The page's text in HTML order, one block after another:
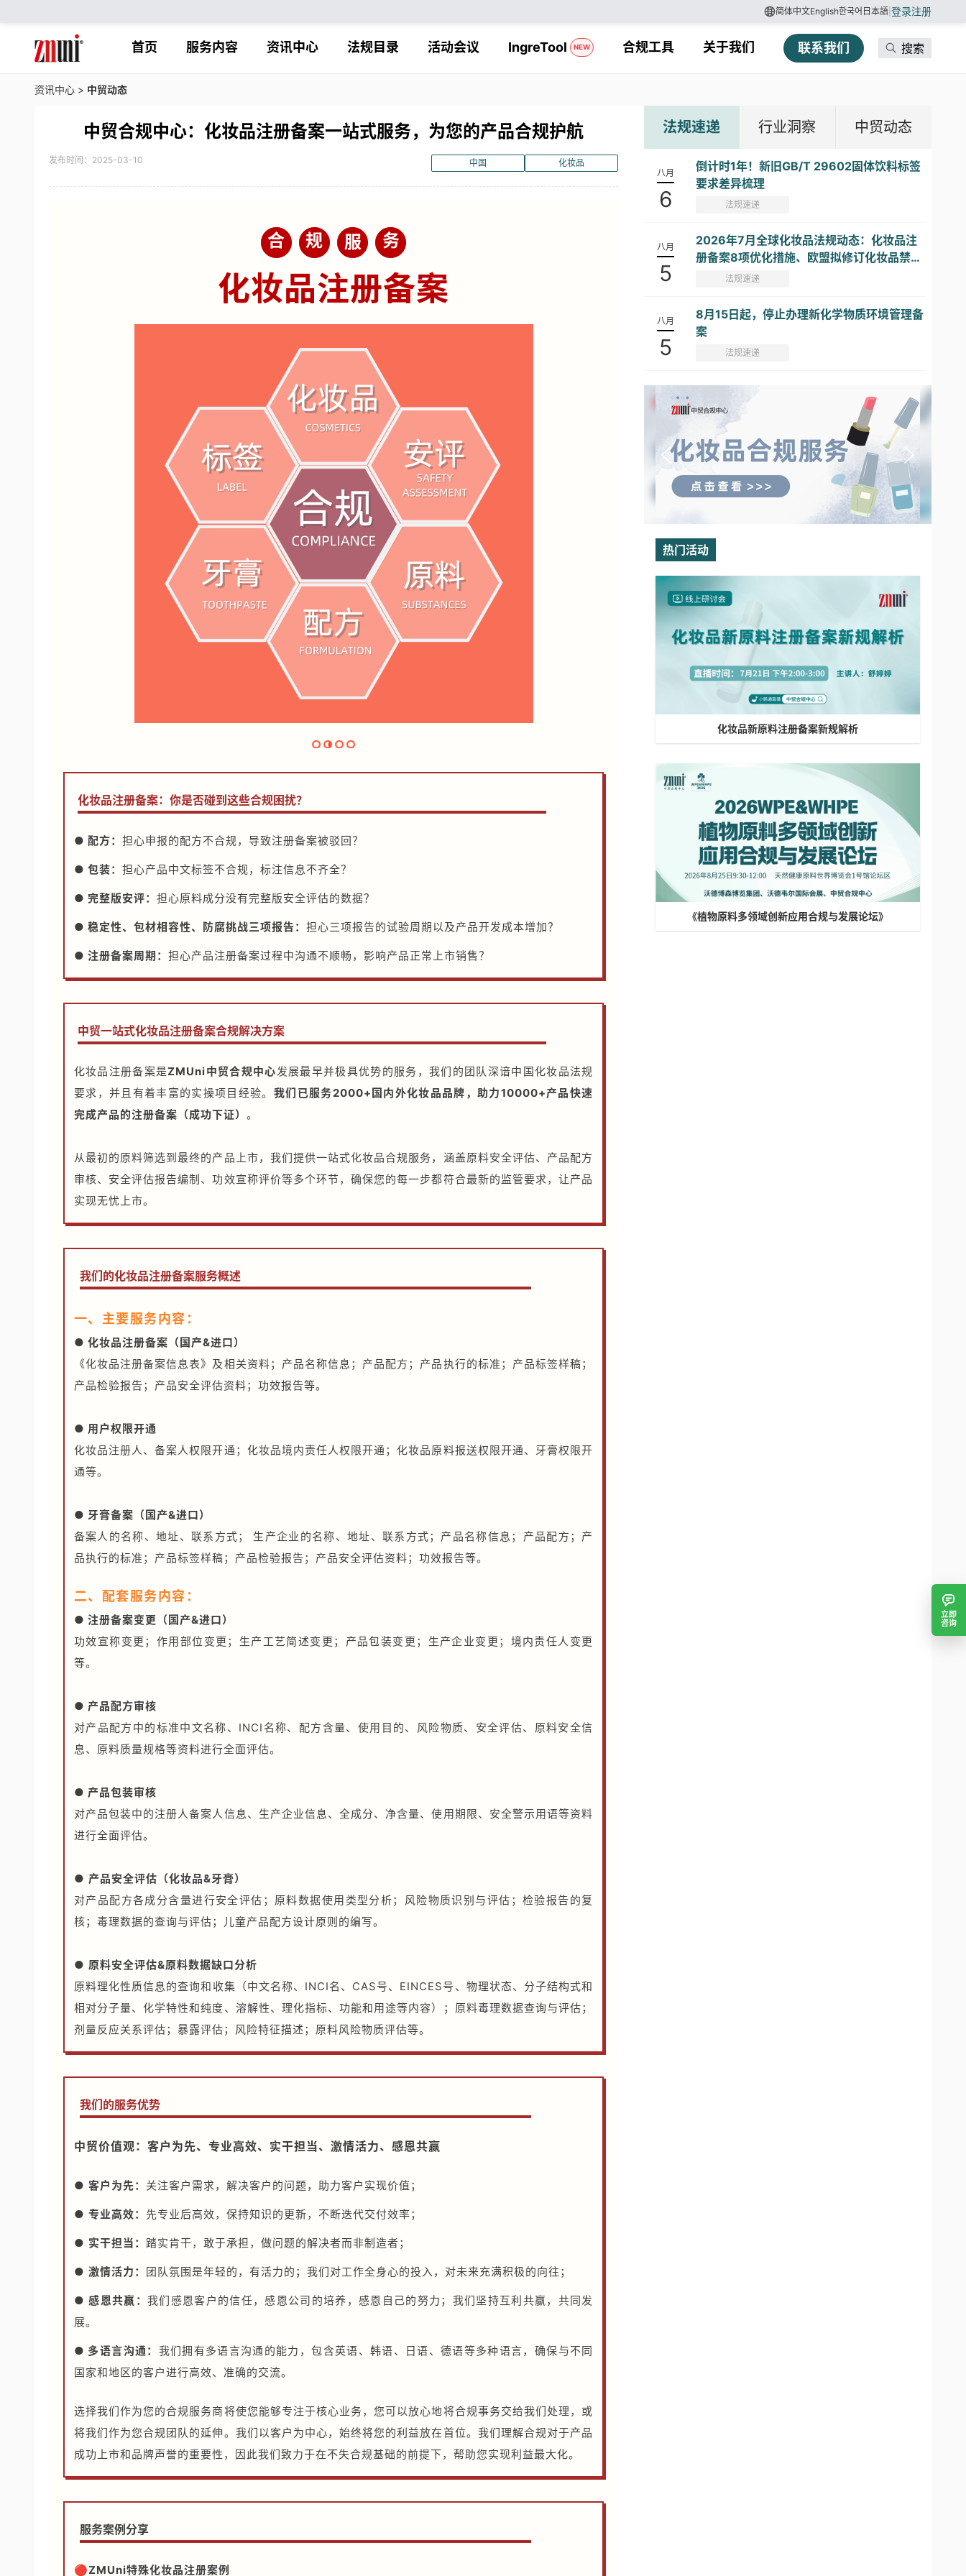
简体中文English한국어 日本語 登录注册
首页 服务内容 资讯中心 法规目录 活动会议 IngreTool NEW 合规工具 关于我们 联系我们 搜索
资讯中心 > 中贸动态
中贸合规中心：化妆品注册备案一站式服务，为您的产品合规护航
发布时间：2025-03-10 中国 化妆品
合 规 服 务
化妆品注册备案
化妆品注册备案：你是否碰到这些合规困扰？
● 配方： 担心申报的配方不合规，导致注册备案被驳回？
● 包装： 担心产品中文标签不合规，标注信息不齐全？
● 完整版安评： 担心原料成分没有完整版安全评估的数据？
● 稳定性、包材相容性、防腐挑战三项报告： 担心三项报告的试验周期以及产品开发成本增加？
● 注册备案周期： 担心产品注册备案过程中沟通不顺畅，影响产品正常上市销售？
中贸一站式化妆品注册备案合规解决方案
化妆品注册备案是ZMUni中贸合规中心发展最早并极具优势的服务，我们的团队深谙中国化妆品法规
要求，并且有着丰富的实操项目经验。 我们已服务2000+国内外化妆品品牌，助力10000+产品快速
完成产品的注册备案（成功下证） 。
从最初的原料筛选到最终的产品上市，我们提供一站式化妆品合规服务，涵盖原料安全评估、产品配方
审核、安全评估报告编制、功效宣称评价等多个环节，确保您的每一步都符合最新的监管要求，让产品
实现无忧上市。
我们的化妆品注册备案服务概述
一、主要服务内容：
● 化妆品注册备案（国产&进口）
《化妆品注册备案信息表》及相关资料；产品名称信息；产品配方；产品执行的标准；产品标签样稿；
产品检验报告；产品安全评估资料；功效报告等。
● 用户权限开通
化妆品注册人、备案人权限开通；化妆品境内责任人权限开通；化妆品原料报送权限开通、牙膏权限开
通等。
● 牙膏备案（国产&进口）
备案人的名称、地址、联系方式； 生产企业的名称、地址、联系方式；产品名称信息；产品配方；产
品执行的标准；产品标签样稿；产品检验报告；产品安全评估资料；功效报告等。
二、配套服务内容：
● 注册备案变更（国产&进口）
功效宣称变更；作用部位变更；生产工艺简述变更；产品包装变更；生产企业变更；境内责任人变更
等。
● 产品配方审核
对产品配方中的标准中文名称、INCI名称、配方含量、使用目的、风险物质、安全评估、原料安全信
息、原料质量规格等资料进行全面评估。
● 产品包装审核
对产品包装中的注册人备案人信息、生产企业信息、全成分、净含量、使用期限、安全警示用语等资料
进行全面评估。
● 产品安全评估（化妆品&牙膏）
对产品配方各成分含量进行安全评估；原料数据使用类型分析；风险物质识别与评估；检验报告的复
核；毒理数据的查询与评估；儿童产品配方设计原则的编写。
● 原料安全评估&原料数据缺口分析
原料理化性质信息的查询和收集（中文名称、INCI名、CAS号、EINCES号、物理状态、分子结构式和
相对分子量、化学特性和纯度、溶解性、理化指标、功能和用途等内容）；原料毒理数据查询与评估；
剂量反应关系评估；暴露评估；风险特征描述；原料风险物质评估等。
我们的服务优势
中贸价值观：客户为先、专业高效、实干担当、激情活力、感恩共赢
● 客户为先： 关注客户需求，解决客户的问题，助力客户实现价值；
● 专业高效： 先专业后高效，保持知识的更新，不断迭代交付效率；
● 实干担当： 踏实肯干，敢于承担，做问题的解决者而非制造者；
● 激情活力： 团队氛围是年轻的，有活力的；我们对工作全身心的投入，对未来充满积极的向往；
●感恩共赢：我们感恩客户的信任，感恩公司的培养，感恩自己的努力；我们坚持互利共赢，共同发
展。
● 多语言沟通： 我们拥有多语言沟通的能力，包含英语、韩语、日语、德语等多种语言，确保与不同
国家和地区的客户进行高效、准确的交流。
选择我们作为您的合规服务商将使您能够专注于核心业务，您可以放心地将合规事务交给我们处理，或
将我们作为您合规团队的延伸。我们以客户为中心，始终将您的利益放在首位。我们理解合规对于产品
成功上市和品牌声誉的重要性，因此我们致力于在不失合规基础的前提下，帮助您实现利益最大化。
服务案例分享
🔴ZMUni特殊化妆品注册案例
法规速递 行业洞察 中贸动态
八月
6
倒计时1年！新旧GB/T 29602固体饮料标签
要求差异梳理
法规速递
八月
5
2026年7月全球化妆品法规动态：化妆品注
册备案8项优化措施、欧盟拟修订化妆品禁限
用物质清单...
法规速递
八月
5
8月15日起，停止办理新化学物质环境管理备
案
法规速递
热门活动
化妆品新原料注册备案新规解析
《植物原料多领域创新应用合规与发展论坛》
立即
咨询